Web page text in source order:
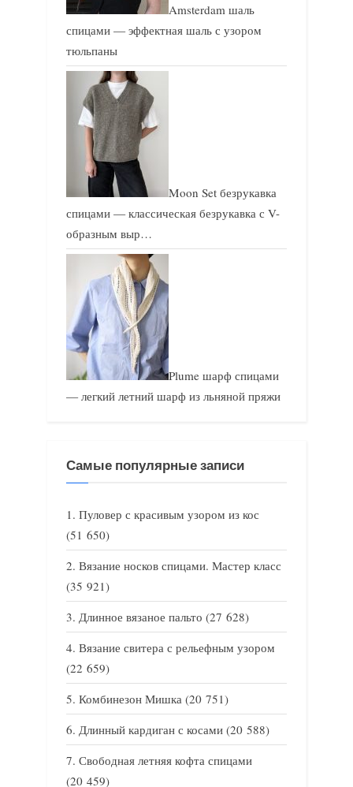
Amsterdam шаль
спицами — эффектная шаль с узором
тюльпаны
Moon Set безрукавка
спицами — классическая безрукавка с V-
образным выр…
Plume шарф спицами
— легкий летний шарф из льняной пряжи
Самые популярные записи
Пуловер с красивым узором из кос
(51 650)
Вязание носков спицами. Мастер класс
(35 921)
Длинное вязаное пальто (27 628)
Вязание свитера с рельефным узором
(22 659)
Комбинезон Мишка (20 751)
Длинный кардиган с косами (20 588)
Свободная летняя кофта спицами
(20 459)